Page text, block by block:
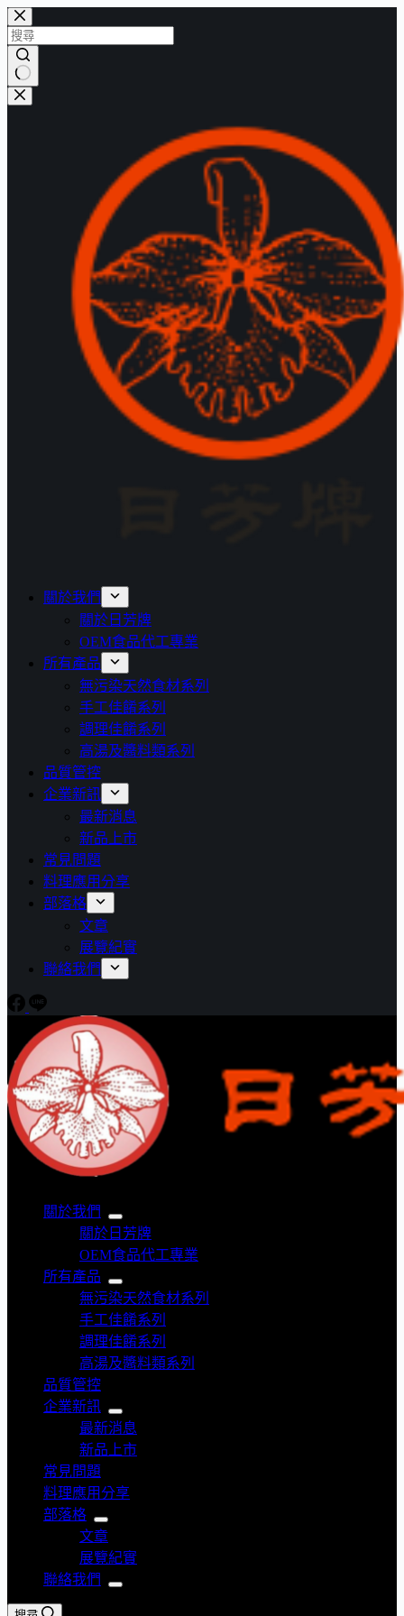
跳
至
主
要
內
找
關於我們
關於日芳牌
OEM食品代工專業
所有產品
無污染天然食材系列
手工佳餚系列
調理佳餚系列
高湯及醬料類系列
品質管控
企業新訊
最新消息
新品上市
常見問題
料理應用分享
部落格
文章
展覽紀實
聯絡我們
關於我們
關於日芳牌
OEM食品代工專業
所有產品
無污染天然食材系列
手工佳餚系列
調理佳餚系列
高湯及醬料類系列
品質管控
企業新訊
最新消息
新品上市
常見問題
料理應用分享
部落格
文章
展覽紀實
聯絡我們